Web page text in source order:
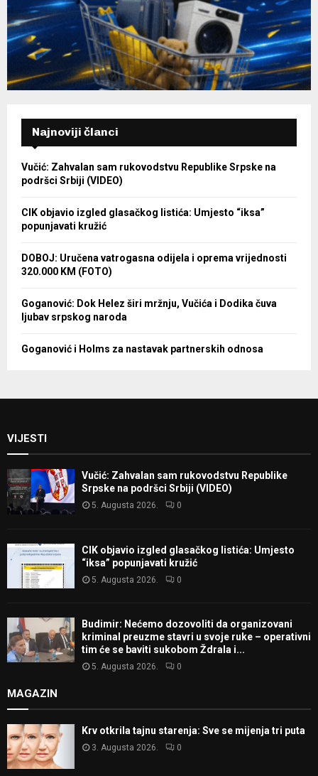
Najnoviji članci
Vučić: Zahvalan sam rukovodstvu Republike Srpske na
podršci Srbiji (VIDEO)
CIK objavio izgled glasačkog listića: Umjesto “iksa”
popunjavati kružić
DOBOJ: Uručena vatrogasna odijela i oprema vrijednosti
320.000 KM (FOTO)
Goganović: Dok Helez širi mržnju, Vučića i Dodika čuva
ljubav srpskog naroda
Goganović i Holms za nastavak partnerskih odnosa
VIJESTI
Vučić: Zahvalan sam rukovodstvu Republike
Srpske na podršci Srbiji (VIDEO)
5. Augusta 2026. 0
CIK objavio izgled glasačkog listića: Umjesto
“iksa” popunjavati kružić
5. Augusta 2026. 0
Budimir: Nećemo dozovoliti da organizovani
kriminal preuzme stavri u svoje ruke – operativni
tim će se baviti sukobom Ždrala i...
5. Augusta 2026. 0
MAGAZIN
Krv otkrila tajnu starenja: Sve se mijenja tri puta
3. Augusta 2026. 0